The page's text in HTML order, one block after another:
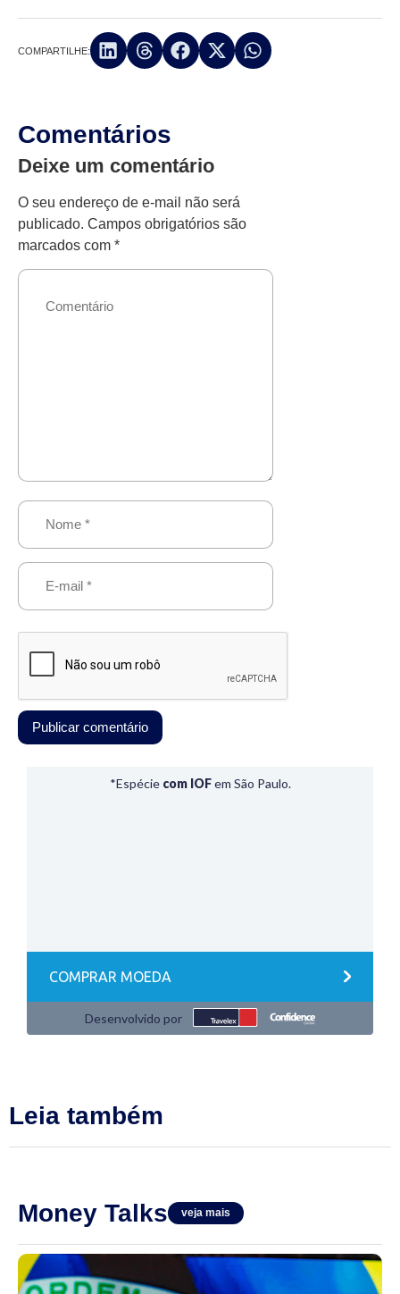
COMPARTILHE:
Comentários
Deixe um comentário
O seu endereço de e-mail não será
publicado. Campos obrigatórios são
marcados com *
Leia também
Money Talks veja mais